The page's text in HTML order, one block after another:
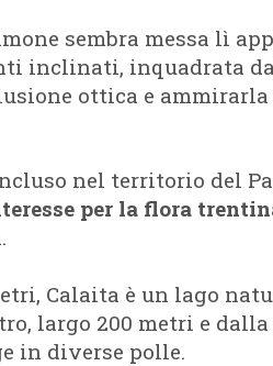
sembra messa lì
inclinati, inquadrata
ottica e
nel territorio del
per la flora
Calaita è un lago
largo 200 metri e
in diverse polle.